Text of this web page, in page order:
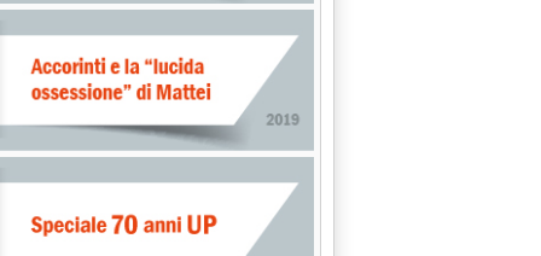
ENTRO IL 3 DICEMBRE I DATI AL MINISTERO'